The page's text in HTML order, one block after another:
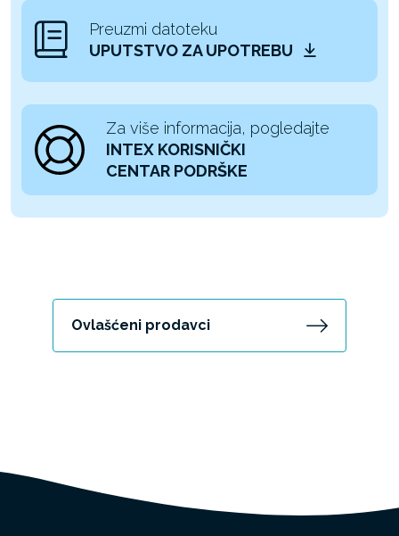
Preuzmi datoteku
UPUTSTVO ZA UPOTREBU
Za više informacija, pogledajte
INTEX KORISNIČKI
CENTAR PODRŠKE
Ovlašćeni prodavci